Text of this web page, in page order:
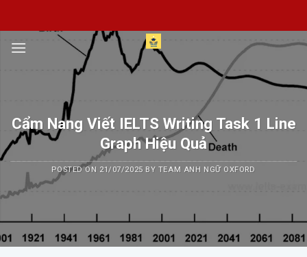
content
Cẩm Nang Viết IELTS Writing Task 1 Line
Graph Hiệu Quả
POSTED ON 21/07/2025 BY TEAM ANH NGỮ OXFORD